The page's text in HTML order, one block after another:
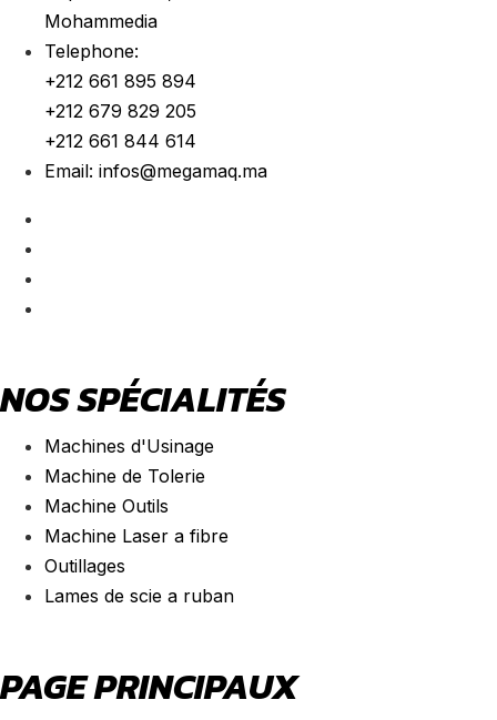
Mohammedia
Telephone:
+212 661 895 894
+212 679 829 205
+212 661 844 614
Email: infos@megamaq.ma
NOS SPÉCIALITÉS
Machines d'Usinage
Machine de Tolerie
Machine Outils
Machine Laser a fibre
Outillages
Lames de scie a ruban
PAGE PRINCIPAUX